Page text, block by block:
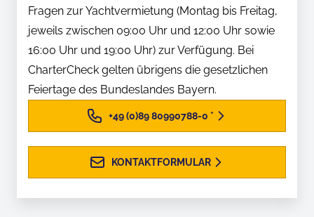
Fragen zur Yachtvermietung (Montag bis Freitag,
jeweils zwischen 09:00 Uhr und 12:00 Uhr sowie
16:00 Uhr und 19:00 Uhr) zur Verfügung. Bei
CharterCheck gelten übrigens die gesetzlichen
Feiertage des Bundeslandes Bayern.
+49 (0)89 80990788-0 *
KONTAKTFORMULAR